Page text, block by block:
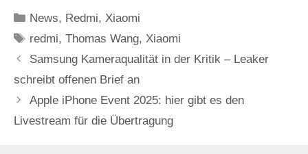
Kategorien
News, Redmi, Xiaomi
Schlagwörter
redmi,Thomas Wang, Xiaomi
Samsung Kameraqualität in der Kritik – Leaker
schreibt offenen Brief an
Apple iPhone Event 2025: hier gibt es den
Livestream für die Übertragung